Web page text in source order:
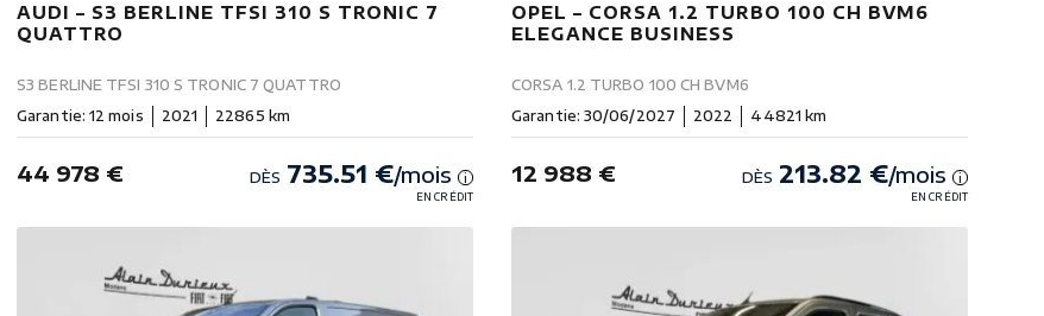
AUDI – S3 BERLINE TFSI 310 S TRONIC 7
QUATTRO
S3 BERLINE TFSI 310 S TRONIC 7 QUATTRO
Garantie: 12 mois
2021 22865 km
44 978 € DÈS 735.51 €/mois i
EN CRÉDIT
OPEL – CORSA 1.2 TURBO 100 CH BVM6
ELEGANCE BUSINESS
CORSA 1.2 TURBO 100 CH BVM6
Garantie: 30/06/2027
2022 44821 km
12 988 € DÈS 213.82 €/mois i
EN CRÉDIT